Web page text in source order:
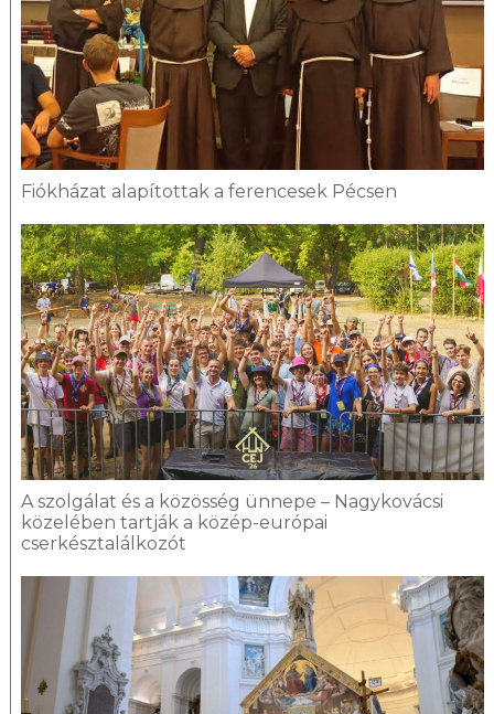
Fiókházat alapítottak a ferencesek Pécsen
A szolgálat és a közösség ünnepe – Nagykovácsi
közelében tartják a közép-európai
cserkésztalálkozót